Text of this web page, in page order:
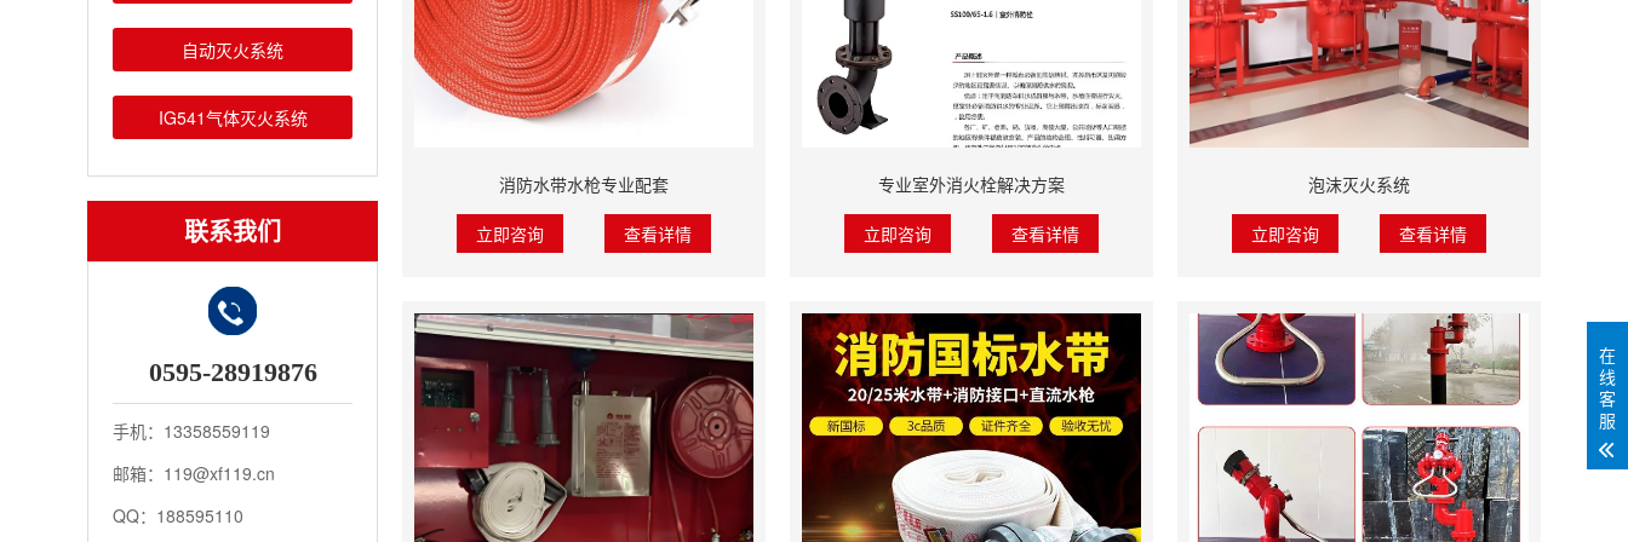
自动灭火系统
IG541气体灭火系统
联系我们
0595-28919876
手机：13358559119
邮箱：119@xf119.cn
QQ：188595110
消防水带水枪专业配套
立即咨询 查看详情
专业室外消火栓解决方案
立即咨询 查看详情
泡沫灭火系统
立即咨询 查看详情
在
线
客
服